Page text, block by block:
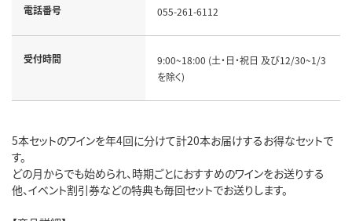
電話番号 055-261-6112
受付時間
9:00~18:00 (土・日・祝日 及び12/30~1/3
を除く)
5本セットのワインを年4回に分けて計20本お届けするお得なセットで
す。
どの月からでも始められ、時期ごとにおすすめのワインをお送りする
他、イベント割引券などの特典も毎回セットでお送りします。